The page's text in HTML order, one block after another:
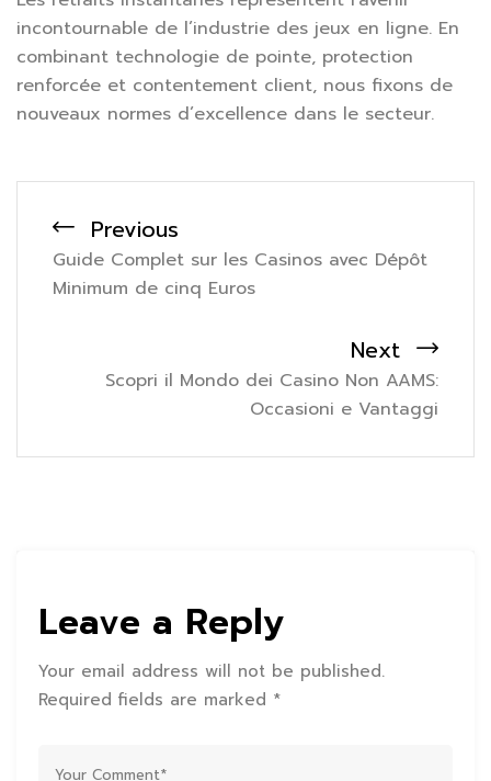
incontournable de l’industrie des jeux en ligne. En
combinant technologie de pointe, protection
renforcée et contentement client, nous fixons de
nouveaux normes d’excellence dans le secteur.
Previous
Guide Complet sur les Casinos avec Dépôt
Minimum de cinq Euros
Next
Scopri il Mondo dei Casino Non AAMS:
Occasioni e Vantaggi
Leave a Reply
Your email address will not be published.
Required fields are marked *